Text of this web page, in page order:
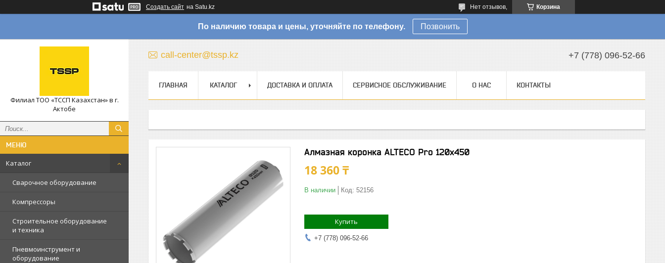
Создать сайт на Satu.kz Корзина
Нет отзывов,
По наличию товара и цены, уточняйте по телефону. Позвонить
Филиал ТОО «ТССП Казахстан» в г.
Актобе
Каталог
Сварочное оборудование
Компрессоры
Строительное оборудование
и техника
Пневмоинструмент и
оборудование
call-center@tssp.kz +7 (778) 096-52-66
ГЛАВНАЯ КАТАЛОГ ДОСТАВКА И ОПЛАТА СЕРВИСНОЕ ОБСЛУЖИВАНИЕ О НАС КОНТАКТЫ
Алмазная коронка ALTECO Pro 120х450
18 360 ₸
В наличии Код: 52156
Купить
+7 (778) 096-52-66